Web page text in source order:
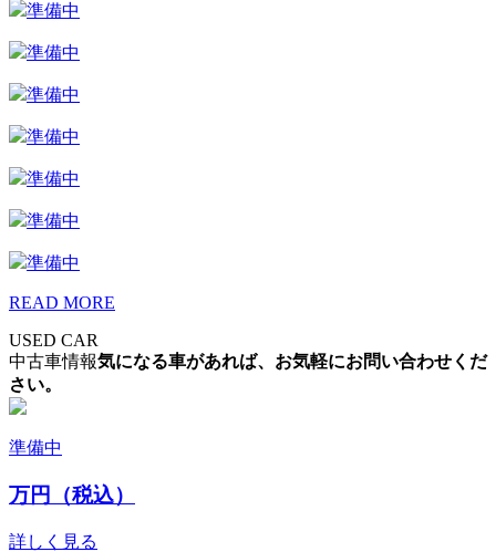
準備中
準備中
準備中
準備中
準備中
準備中
準備中
READ MORE
USED CAR
中古車情報気になる車があれば、お気軽にお問い合わせくだ
さい。
準備中
万円（税込）
詳しく見る